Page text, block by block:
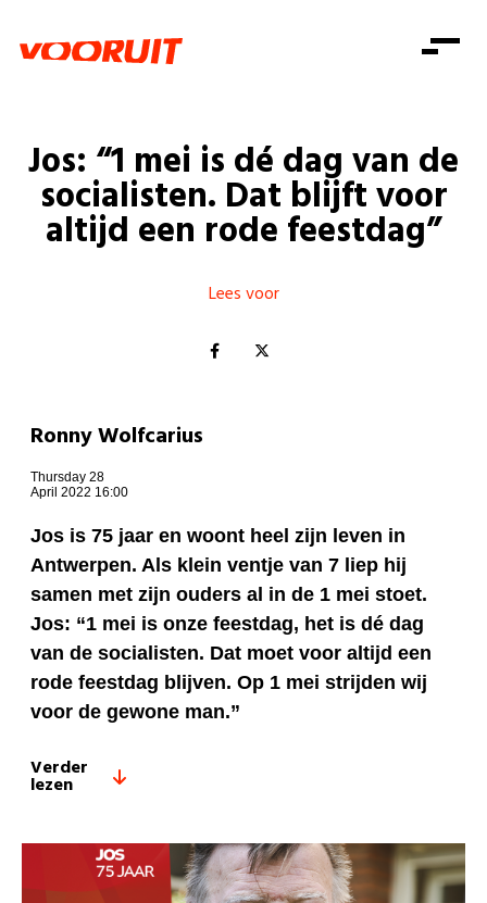
Zorg
Gelijke kansen
Consumentenbescherming
Pensioenen
Onze mensen
Standpunten
Doe mee
Doe mee
Word lid
Mis niets
Shop
Doe mee
Jos: “1 mei is dé dag van de
socialisten. Dat blijft voor
altijd een rode feestdag”
Lees voor
Ronny Wolfcarius
Thursday 28
April 2022 16:00
Jos is 75 jaar en woont heel zijn leven in
Antwerpen. Als klein ventje van 7 liep hij
samen met zijn ouders al in de 1 mei stoet.
Jos: “1 mei is onze feestdag, het is dé dag
van de socialisten. Dat moet voor altijd een
rode feestdag blijven. Op 1 mei strijden wij
voor de gewone man.”
Verder
lezen